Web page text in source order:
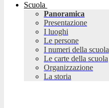
Scuola
Panoramica
Presentazione
I luoghi
Le persone
I numeri della scuola
Le carte della scuola
Organizzazione
La storia